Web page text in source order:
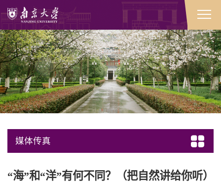
媒体传真
“海”和“洋”有何不同？（把自然讲给你听）